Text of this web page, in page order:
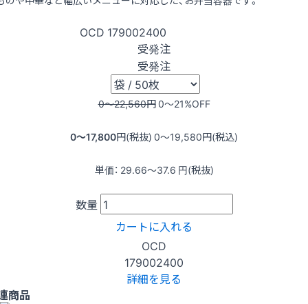
OCD 179002400
受発注
受発注
0〜22,560円0〜21%OFF
0〜17,800円(税抜) 0〜19,580円(税込)
単価： 29.66〜37.6 円(税抜)
数量
カートに入れる
OCD
179002400
詳細を見る
商品